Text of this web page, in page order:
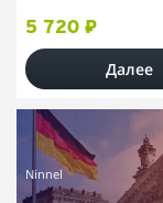
5 720 ₽
Далее
Ninnel